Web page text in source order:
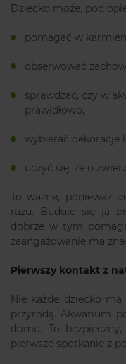
Dziecko może, pod
pomagać w
obserwować
sprawdzać, czy w
prawidłowo,
wybierać dekoracje
uczyć się, że o
To ważne, ponieważ
razu. Buduje się ją
dobrze w tym
zaangażowanie ma
Pierwszy kontakt z
Nie każde dziecko
przyrodą. Akwarium
domu. To
pierwsze spotkanie z